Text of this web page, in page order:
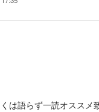
は語らず一読オススメ